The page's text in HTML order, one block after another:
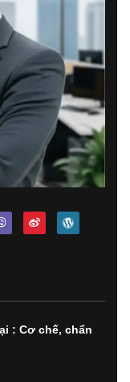
: Cơ chế, chẩn